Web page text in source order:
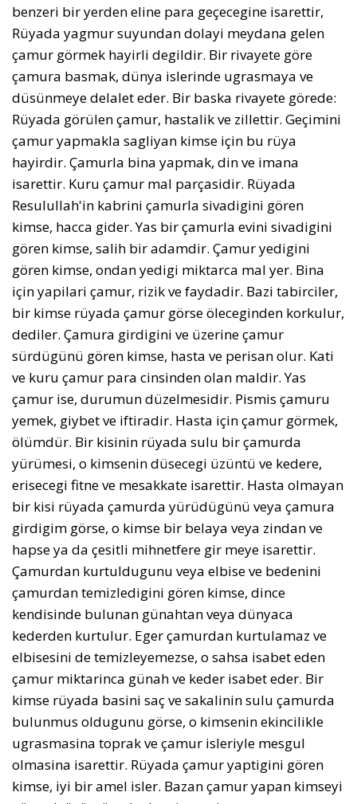
benzeri bir yerden eline para geçecegine isarettir,
Rüyada yagmur suyundan dolayi meydana gelen
çamur görmek hayirli degildir. Bir rivayete göre
çamura basmak, dünya islerinde ugrasmaya ve
düsünmeye delalet eder. Bir baska rivayete görede:
Rüyada görülen çamur, hastalik ve zillettir. Geçimini
çamur yapmakla sagliyan kimse için bu rüya
hayirdir. Çamurla bina yapmak, din ve imana
isarettir. Kuru çamur mal parçasidir. Rüyada
Resulullah'in kabrini çamurla sivadigini gören
kimse, hacca gider. Yas bir çamurla evini sivadigini
gören kimse, salih bir adamdir. Çamur yedigini
gören kimse, ondan yedigi miktarca mal yer. Bina
için yapilari çamur, rizik ve faydadir. Bazi tabirciler,
bir kimse rüyada çamur görse öleceginden korkulur,
dediler. Çamura girdigini ve üzerine çamur
sürdügünü gören kimse, hasta ve perisan olur. Kati
ve kuru çamur para cinsinden olan maldir. Yas
çamur ise, durumun düzelmesidir. Pismis çamuru
yemek, giybet ve iftiradir. Hasta için çamur görmek,
ölümdür. Bir kisinin rüyada sulu bir çamurda
yürümesi, o kimsenin düsecegi üzüntü ve kedere,
erisecegi fitne ve mesakkate isarettir. Hasta olmayan
bir kisi rüyada çamurda yürüdügünü veya çamura
girdigim görse, o kimse bir belaya veya zindan ve
hapse ya da çesitli mihnetfere gir meye isarettir.
Çamurdan kurtuldugunu veya elbise ve bedenini
çamurdan temizledigini gören kimse, dince
kendisinde bulunan günahtan veya dünyaca
kederden kurtulur. Eger çamurdan kurtulamaz ve
elbisesini de temizleyemezse, o sahsa isabet eden
çamur miktarinca günah ve keder isabet eder. Bir
kimse rüyada basini saç ve sakalinin sulu çamurda
bulunmus oldugunu görse, o kimsenin ekincilikle
ugrasmasina toprak ve çamur isleriyle mesgul
olmasina isarettir. Rüyada çamur yaptigini gören
kimse, iyi bir amel isler. Bazan çamur yapan kimseyi